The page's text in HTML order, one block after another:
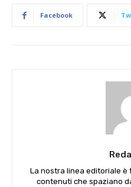
Facebook
La nostra linea editoriale
contenuti che spaziano